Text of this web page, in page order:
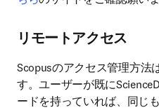
リモートアクセス
Scopusのアクセス管理方法
す。ユーザーが既に
ードを持っていれば、同じ